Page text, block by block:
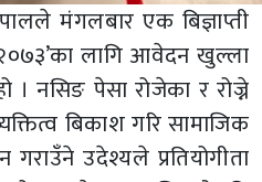
मंगलबार एक बिज्ञाप्ती
२०७३’का लागि आवेदन खुल्ला
। नसिङ पेसा रोजेका र रोज्ने
बिकाश गरि सामाजिक
गराउँने उदेश्यले प्रतियोगीता